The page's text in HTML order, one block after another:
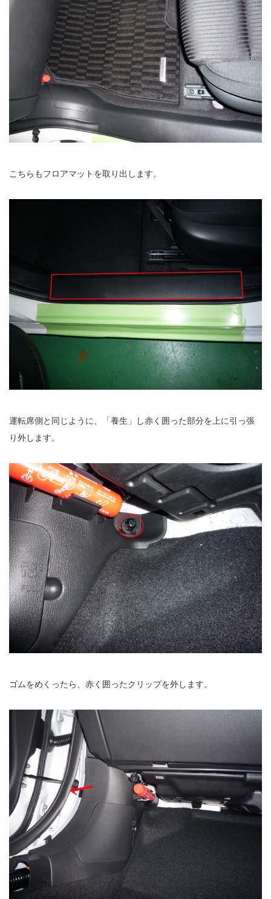
こちらもフロアマットを取り出します。
運転席側と同じように、「養生」し赤く囲った部分を上に引っ張
り外します。
ゴムをめくったら、赤く囲ったクリップを外します。